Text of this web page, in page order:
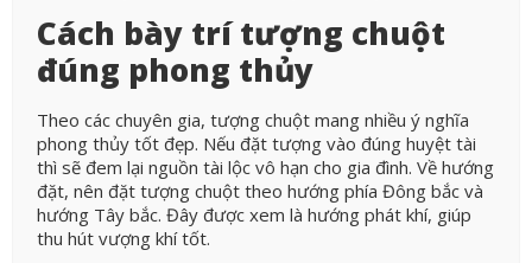
Cách bày trí tượng chuột
đúng phong thủy
Theo các chuyên gia, tượng chuột mang nhiều ý nghĩa
phong thủy tốt đẹp. Nếu đặt tượng vào đúng huyệt tài
thì sẽ đem lại nguồn tài lộc vô hạn cho gia đình. Về hướng
đặt, nên đặt tượng chuột theo hướng phía Đông bắc và
hướng Tây bắc. Đây được xem là hướng phát khí, giúp
thu hút vượng khí tốt.